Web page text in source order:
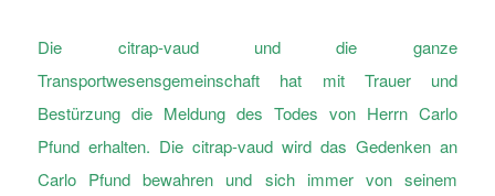
Die citrap-vaud und die ganze
Transportwesensgemeinschaft hat mit Trauer und
Bestürzung die Meldung des Todes von Herrn Carlo
Pfund erhalten. Die citrap-vaud wird das Gedenken an
Carlo Pfund bewahren und sich immer von seinem